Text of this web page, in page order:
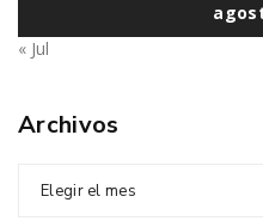
« Jul
Archivos
Elegir el mes